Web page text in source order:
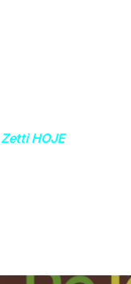
Zetti HOJE